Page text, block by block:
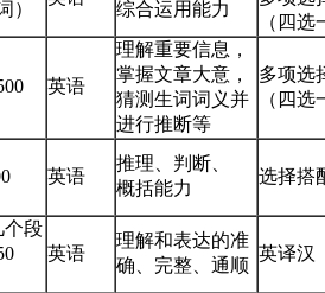
）
综合运用能力
（四选
英语
理解重要信息，
掌握文章大意，
猜测生词词义并
进行推断等
多项选
（四选
英语
推理、判断、
概括能力
选择搭
个段
英语
理解和表达的准
确、完整、通顺
英译汉